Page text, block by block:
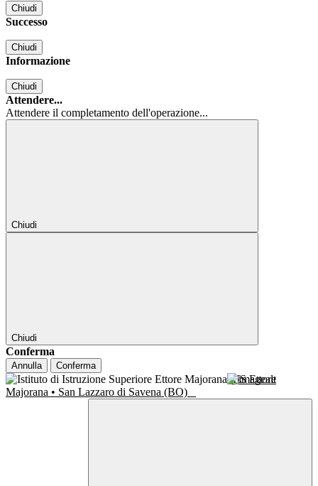
Chiudi
Successo
Chiudi
Informazione
Chiudi
Attendere...
Attendere il completamento dell'operazione...
Chiudi
Chiudi
Conferma
Annulla Conferma
IIS Ettore
Majorana • San Lazzaro di Savena (BO)